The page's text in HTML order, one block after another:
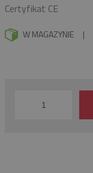
Certyfikat CE
W MAGAZYNIE |